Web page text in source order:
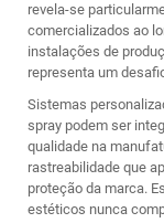
revela-se
comercializados ao
instalações de
representa um
Sistemas
spray podem ser
qualidade na
rastreabilidade que
proteção da marca.
estéticos nunca